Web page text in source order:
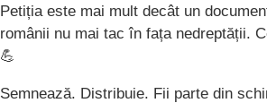
Petiția este mai mult decât un
românii nu mai tac în fața nedreptății.
💪
Semnează. Distribuie. Fii parte din